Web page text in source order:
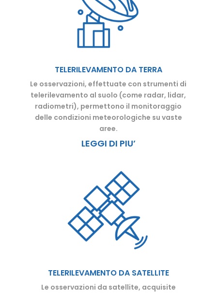
TELERILEVAMENTO DA TERRA
Le osservazioni, effettuate con strumenti di
telerilevamento al suolo (come radar, lidar,
radiometri), permettono il monitoraggio
delle condizioni meteorologiche su vaste
aree.
LEGGI DI PIU’
TELERILEVAMENTO DA SATELLITE
Le osservazioni da satellite, acquisite